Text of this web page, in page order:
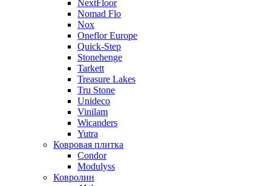
NextFloor
Nomad Flo
Nox
Oneflor Europe
Quick-Step
Stonehenge
Tarkett
Treasure Lakes
Tru Stone
Unideco
Vinilam
Wicanders
Yutra
Ковровая плитка
Condor
Modulyss
Ковролин